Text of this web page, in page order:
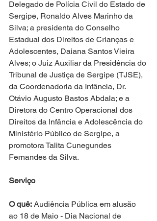
Delegado de Polícia Civil do Estado de
Sergipe, Ronaldo Alves Marinho da
Silva; a presidenta do Conselho
Estadual dos Direitos de Crianças e
Adolescentes, Daiana Santos Vieira
Alves; o Juiz Auxiliar da Presidência do
Tribunal de Justiça de Sergipe (TJSE),
da Coordenadoria da Infância, Dr.
Otávio Augusto Bastos Abdala; e a
Diretora do Centro Operacional dos
Direitos da Infância e Adolescência do
Ministério Público de Sergipe, a
promotora Talita Cunegundes
Fernandes da Silva.
Serviço
O quê: Audiência Pública em alusão
ao 18 de Maio - Dia Nacional de